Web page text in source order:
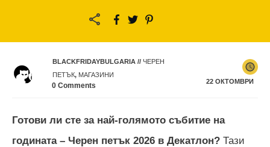
BLACKFRIDAYBULGARIA //ЧЕРЕН
ПЕТЪК, МАГАЗИНИ
0 Comments 22 ОКТОМВРИ
Готови ли сте за най-голямото събитие на
годината – Черен петък 2026 в Декатлон? Тази